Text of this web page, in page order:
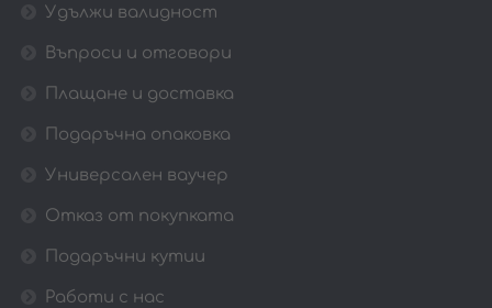
Удължи валидност
Въпроси и отговори
Плащане и доставка
Подаръчна опаковка
Универсален ваучер
Отказ от покупката
Подаръчни кутии
Работи с нас